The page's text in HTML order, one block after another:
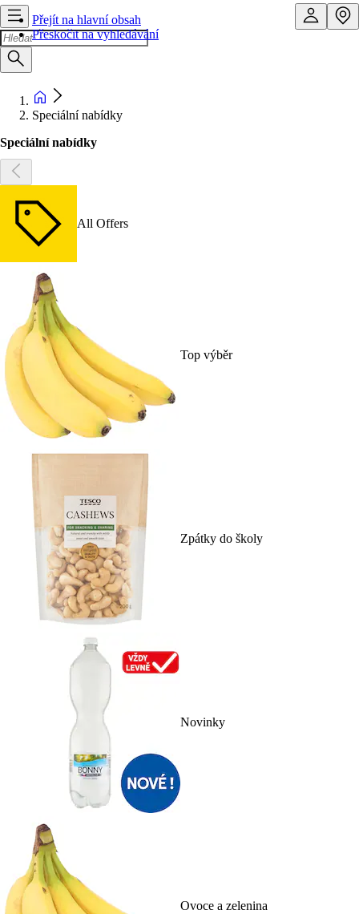
Přejít na hlavní obsah
Přeskočit na vyhledávání
Speciální nabídky
Speciální nabídky
All Offers
Top výběr
Zpátky do školy
Novinky
Ovoce a zelenina